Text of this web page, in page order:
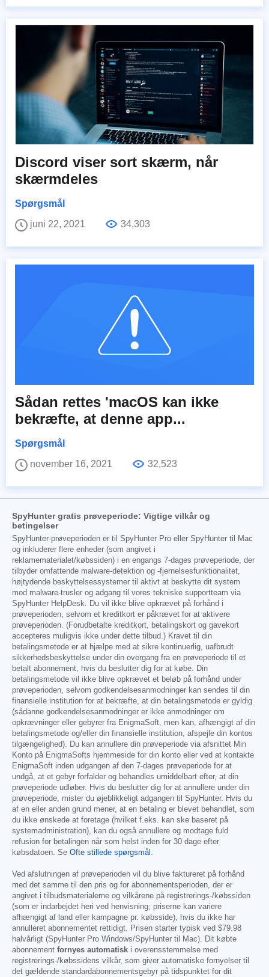
Discord viser sort skærm, når
skærmdeles
Spørgsmål
juni 22, 2021
34,303
Sådan rettes 'macOS kan ikke
bekræfte, at denne app...
Spørgsmål
november 16, 2021
32,523
SpyHunter gratis prøveperiode: Vigtige vilkår og
betingelser
SpyHunter-prøveperioden er til SpyHunter Pro eller SpyHunter til Mac
og inkluderer flere enheder (som angivet i
reklamematerialet/købssiden) i en engangs 7-dages prøveperiode, der
tilbyder omfattende malware-detektion og -fjernelsesfunktionalitet,
højtydende beskyttelsessystemer til aktivt at beskytte dit system
mod malware-trusler og adgang til vores tekniske supportteam via
SpyHunter HelpDesk. Du vil ikke blive opkrævet på forhånd i
prøveperioden, selvom et kreditkort er påkrævet for at aktivere
prøveperioden. (Forudbetalte kreditkort, betalingskort og gavekort
accepteres muligvis ikke under dette tilbud.) Kravet til din
betalingsmetode er at hjælpe med at sikre kontinuerlig, uafbrudt
sikkerhedsbeskyttelse under din overgang fra en prøveperiode til et
betalt abonnement, hvis du beslutter dig for at købe. Din
betalingsmetode vil ikke blive opkrævet et beløb på forhånd under
prøveperioden, selvom godkendelsesanmodninger kan sendes til din
finansielle institution for at bekræfte, at din betalingsmetode er gyldig
(sådanne godkendelsesanmodninger er ikke anmodninger om
opkrævninger eller gebyrer fra EnigmaSoft, men kan, afhængigt af din
betalingsmetode og/eller din finansielle institution, afspejle din kontos
tilgængelighed). Du kan annullere din prøveperiode via afsnittet Min
Konto på EnigmaSofts hjemmeside for din konto eller ved at kontakte
EnigmaSoft inden udgangen af den 7-dages prøveperiode for at
undgå, at et gebyr forfalder og behandles umiddelbart efter, at din
prøveperiode udløber. Hvis du beslutter dig for at annullere under din
prøveperiode, mister du øjeblikkeligt adgangen til SpyHunter. Hvis du
af en eller anden grund mener, at en betaling er blevet behandlet, som
du ikke ønskede at foretage (hvilket f.eks. kan ske baseret på
systemadministration), kan du også annullere og modtage fuld
refusion for betalingen når som helst inden for 30 dage efter
købsdatoen. Se Ofte stillede spørgsmål .
Ved afslutningen af prøveperioden vil du blive faktureret på forhånd
med det samme til den pris og for abonnementsperioden, der er
angivet i tilbudsmaterialerne og vilkårene på registrerings-/købssiden
(som er indarbejdet heri ved henvisning; priserne kan variere
afhængigt af land eller kampagne pr. købsside), hvis du ikke har
annulleret abonnementet rettidigt. Prisen starter typisk ved $79.98
halvårligt (SpyHunter Pro Windows/SpyHunter til Mac). Dit købte
abonnement fornyes automatisk i overensstemmelse med
registrerings-/købssidens vilkår, som giver automatiske fornyelser til
det gældende standardabonnementsgebyr på tidspunktet for dit